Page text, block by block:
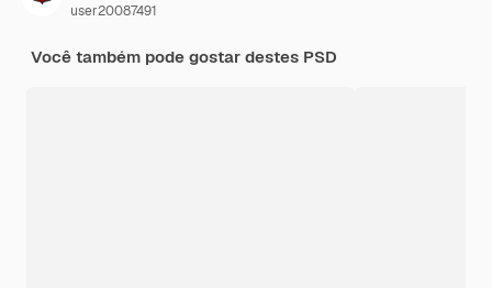
user20087491
Você também pode gostar destes PSD